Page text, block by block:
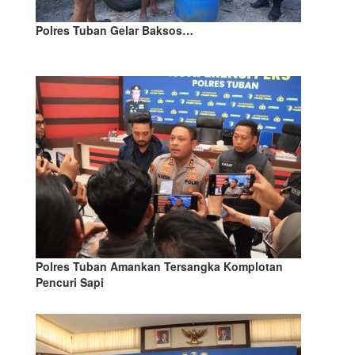
Polres Tuban Gelar Baksos…
Polres Tuban Amankan Tersangka Komplotan
Pencuri Sapi